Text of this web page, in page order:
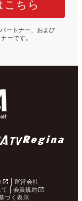
こちら
ートナー、および
ーです。
運営会社
会員規約
づく表示